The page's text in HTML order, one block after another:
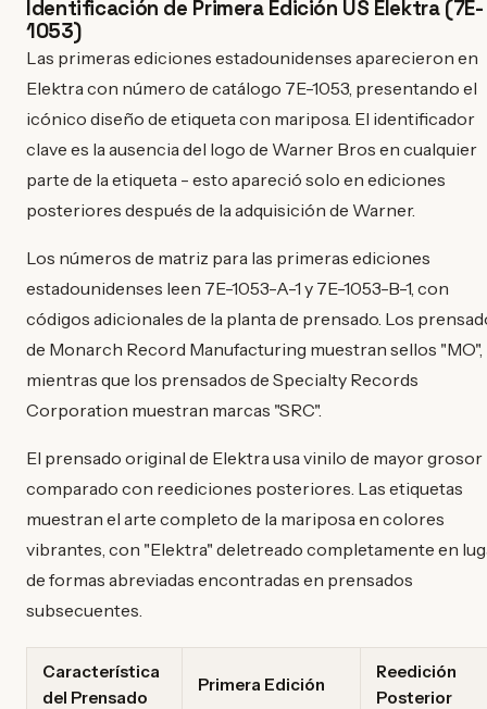
Identificación de Primera Edición US Elektra (7E-
1053)
Las primeras ediciones estadounidenses aparecieron en
Elektra con número de catálogo 7E-1053, presentando el
icónico diseño de etiqueta con mariposa. El identificador
clave es la ausencia del logo de Warner Bros en cualquier
parte de la etiqueta - esto apareció solo en ediciones
posteriores después de la adquisición de Warner.
Los números de matriz para las primeras ediciones
estadounidenses leen 7E-1053-A-1 y 7E-1053-B-1, con
códigos adicionales de la planta de prensado. Los
de Monarch Record Manufacturing muestran sellos "MO",
mientras que los prensados de Specialty Records
Corporation muestran marcas "SRC".
El prensado original de Elektra usa vinilo de mayor grosor
comparado con reediciones posteriores. Las etiquetas
muestran el arte completo de la mariposa en colores
vibrantes, con "Elektra" deletreado completamente en
de formas abreviadas encontradas en prensados
subsecuentes.
Característica
del Prensado
Primera Edición
Reedición
Posterior